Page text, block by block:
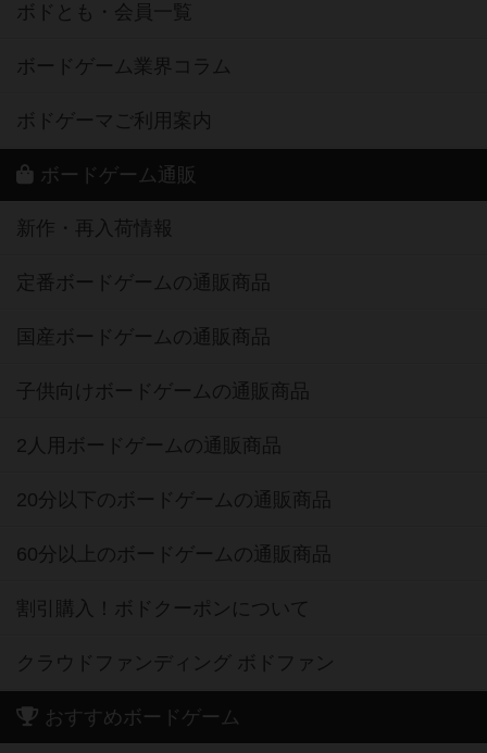
ボドとも・会員一覧
ボードゲーム業界コラム
ボドゲーマご利用案内
ボードゲーム通販
新作・再入荷情報
定番ボードゲームの通販商品
国産ボードゲームの通販商品
子供向けボードゲームの通販商品
2人用ボードゲームの通販商品
20分以下のボードゲームの通販商品
60分以上のボードゲームの通販商品
割引購入！ボドクーポンについて
クラウドファンディング ボドファン
おすすめボードゲーム